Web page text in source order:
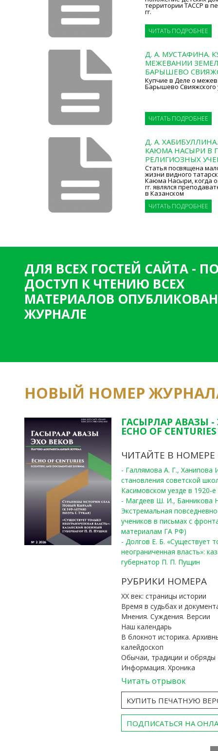
территории ТАССР в
гг.
ЧИТАТЬ ПОДРОБНЕЕ
Д. А. МУСТАФИНА.
МЕЖЕВАНИИ
БАРЫШЕВО
Купчие в Деле о
Барышево Свияжского
ЧИТАТЬ ПОДРОБНЕЕ
Д. А.
КАЮМА НАСЫРИ В
РЕЛИГИОЗНЫХ
Статья посвящена
жизни видного
Каюма Насыри, когда
гг. являлся
в Казанском
ЧИТАТЬ ПОДРОБНЕЕ
ДЛЯ ВСЕХ ГОСТЕЙ САЙТА -
ДОСТУП К ЧТЕНИЮ ВСЕХ
МАТЕРИАЛОВ
ЖУРНАЛЕ
НОВЫЙ НОМЕР
ГАСЫРЛАР АВАЗЫ -
ECHO OF
ЧИТАЙТЕ В НОМЕРЕ
- Галлямова А. Г.,
становления советской
Касимовском уезде в 1920-е
- Магдеев Ш. И., Банникова
Экстремальная
учеников в письмах с
материалам ГА РФ)
- Долгов Е. Б. «Существует
неограниченная власть»:
губернатор П. П. Пущин
РУБРИКИ НОМЕРА
ХХ век: страницы истории
Время в судьбах и
Мнения. Суждения. Версии
Наш календарь
В блокнот историка.
калейдоскоп
Обычаи, традиции и обряды
Информация. Хроника
Читать отрывок
КУПИТЬ ПЕЧАТНУЮ
ПОДПИСАТЬСЯ НА